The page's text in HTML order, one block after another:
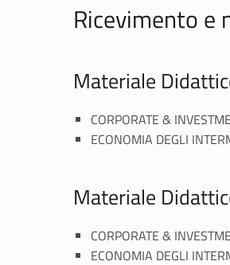
Ricevimento e
Materiale
CORPORATE &
ECONOMIA DEGLI
Materiale
CORPORATE &
ECONOMIA DEGLI